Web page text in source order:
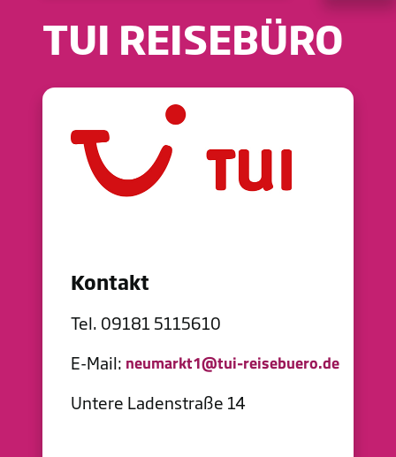
TUI REISEBÜRO
Kontakt
Tel. 09181 5115610
E-Mail: neumarkt1@tui-reisebuero.de
Untere Ladenstraße 14